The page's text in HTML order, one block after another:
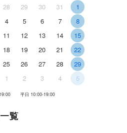
28 29 30 31
1
4 5 6 7
8
11 12 13 14
15
18 19 20 21
22
25 26 27 28
29
1 2 3 4 5
平日 10:00-19:00
覧